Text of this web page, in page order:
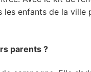
les enfants de la ville
parents ?